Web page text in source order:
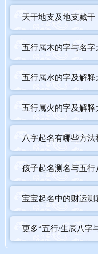
天干地支及地支藏干
五行属木的字与名字
五行属水的字及解释
五行属火的字及解释
八字起名有哪些方法
孩子起名测名与五行
宝宝起名中的财运测
更多“五行/生辰八字